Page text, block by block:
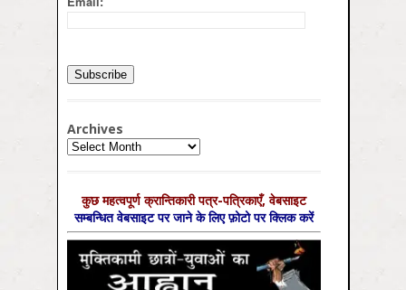
Archives
Archives
कुछ महत्‍वपूर्ण क्रान्तिकारी पत्र-पत्रिकाएँ, वेबसाइट
सम्‍बन्धित वेबसाइट पर जाने के लिए फ़ोटो पर क्लिक करें